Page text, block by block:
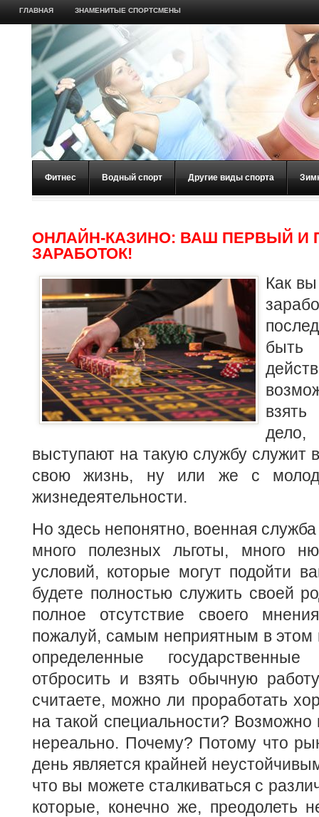
ГЛАВНАЯ ЗНАМЕНИТЫЕ СПОРТСМЕНЫ
Фитнес Водный спорт Другие виды спорта
ОНЛАЙН-КАЗИНО: ВАШ ПЕРВЫЙ И
ЗАРАБОТОК!
Как
дело,
выступают на такую службу
свою жизнь, ну или же с
жизнедеятельности.
Но здесь непонятно, военная служба
много полезных льготы, много
условий, которые могут подойти
будете полностью служить своей
полное отсутствие своего
пожалуй, самым неприятным в этом
определенные
отбросить и взять обычную
считаете, можно ли проработать
на такой специальности? Возможно
нереально. Почему? Потому что
день является крайней
что вы можете сталкиваться с
которые, конечно же, преодолеть